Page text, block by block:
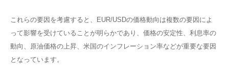
これらの要因を考慮すると、EUR/USDの価格動向は複数の要因によ
って影響を受けていることが明らかであり、価格の安定性、利息率の
動向、原油価格の上昇、米国のインフレーション率などが重要な要因
となっています。